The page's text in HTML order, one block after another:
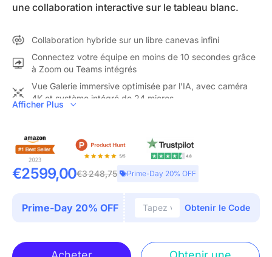
une collaboration interactive sur le tableau blanc.
Collaboration hybride sur un libre canevas infini
Connectez votre équipe en moins de 10 secondes grâce
à Zoom ou Teams intégrés
Vue Galerie immersive optimisée par l’IA, avec caméra
4K et système intégré de 24 micros
intégrés) et un logiciel correspondant pour créer un
écosystème ouvert, doté d’une protection des données de
niveau entreprise.Un seul tableau intelligent permet la
visioconférence, le partage d’écran, l’annotation, la
seul appareil.
son réseau de 24 micros à formation de faisceaux et à sa
caméra IA 4K grand angle de 120°, Tableau NearHub propose
Afficher Plus
€2 599,00€3 248,75 Prime-Day 20% OFF
Prime-Day 20% OFF Obtenir le Code